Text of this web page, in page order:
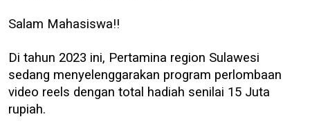
Salam Mahasiswa!!
Di tahun 2023 ini, Pertamina region Sulawesi
sedang menyelenggarakan program perlombaan
video reels dengan total hadiah senilai 15 Juta
rupiah.